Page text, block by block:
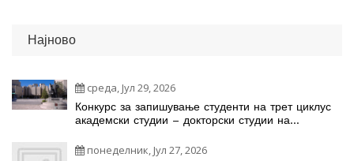
Најново
среда, Јул 29, 2026
Конкурс за запишување студенти на трет циклус
академски студии – докторски студии на
понеделник, Јул 27, 2026